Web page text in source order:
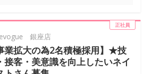
正社員
銀座店
業拡大の為2名積極採用】★技
接客・美意識を向上したいネイ